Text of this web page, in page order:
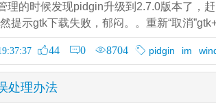
理的时候发现pidgin升级到2.7.0版本了，
提示gtk下载失败，郁闷。。重新“取消
44 0 8704 pidgin im
处理办法